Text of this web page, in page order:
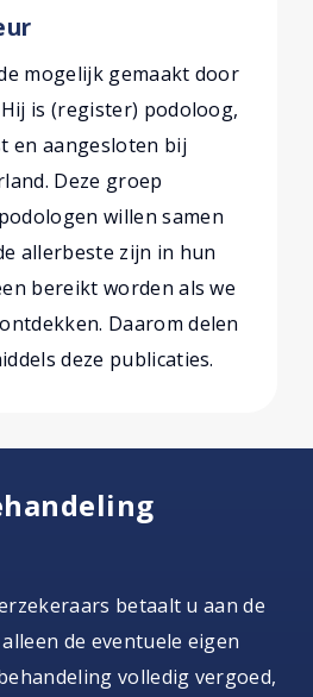
mogelijk gemaakt door
is (register) podoloog,
en aangesloten bij
Deze groep
willen samen
allerbeste zijn in hun
bereikt worden als we
Daarom delen
deze publicaties.
betaalt u aan de
de eventuele eigen
volledig vergoed,